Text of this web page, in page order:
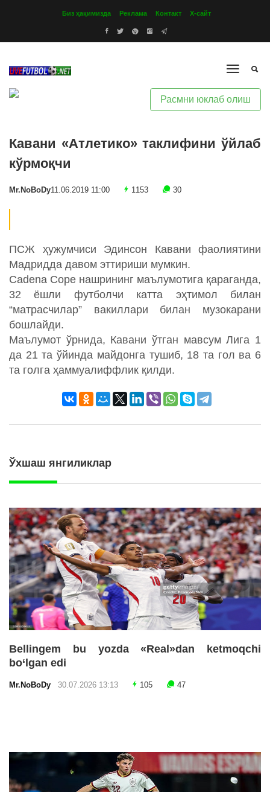
Биз ҳақимизда Реклама Контакт Х-сайт
Расмни юклаб олиш
Кавани «Атлетико» таклифини ўйлаб
кўрмоқчи
Mr.NoBoDy11.06.2019 11:00 1153 30
ПСЖ ҳужумчиси Эдинсон Кавани фаолиятини
Мадридда давом эттириши мумкин.
Cadena Cope нашрининг маълумотига қараганда,
32 ёшли футболчи катта эҳтимол билан
“матрасчилар” вакиллари билан музокарани
бошлайди.
Маълумот ўрнида, Кавани ўтган мавсум Лига 1
да 21 та ўйинда майдонга тушиб, 18 та гол ва 6
та голга ҳаммуалиффлик қилди.
Ўхшаш янгиликлар
Bellingem bu yozda «Real»dan ketmoqchi
bo‘lgan edi
Mr.NoBoDy 30.07.2026 13:13 105 47